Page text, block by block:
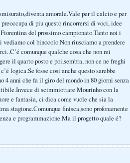
amorale.Vale per il calcio e per
di piu questo rincorrersi di voci, idee
del prossimo campionato.Tanto noi i
col binocolo.Non riusciamo a prendere
comunque qualche cosa che non mi
il quarto posto e poi,sembra, non ce ne freghi
logica.Se fosse cosi anche questo sarebbe
4 anni che fa il giro del mondo in 80 giorni senza
di scimmiottare Mourinho con la
e fantasia, ci dica come vuole che sia la
stagione.Comunque finisca,sono profonamente
e programmazione.Ma il progetto quale é?